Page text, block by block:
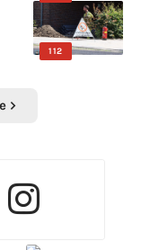
112